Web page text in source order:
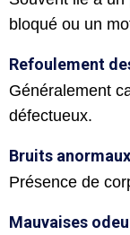
bloqué ou un
Refoulement
Généralement
défectueux.
Bruits
Présence de
Mauvaises